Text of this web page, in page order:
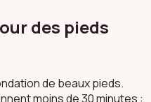
des pieds
de beaux pieds.
moins de 30 minutes :